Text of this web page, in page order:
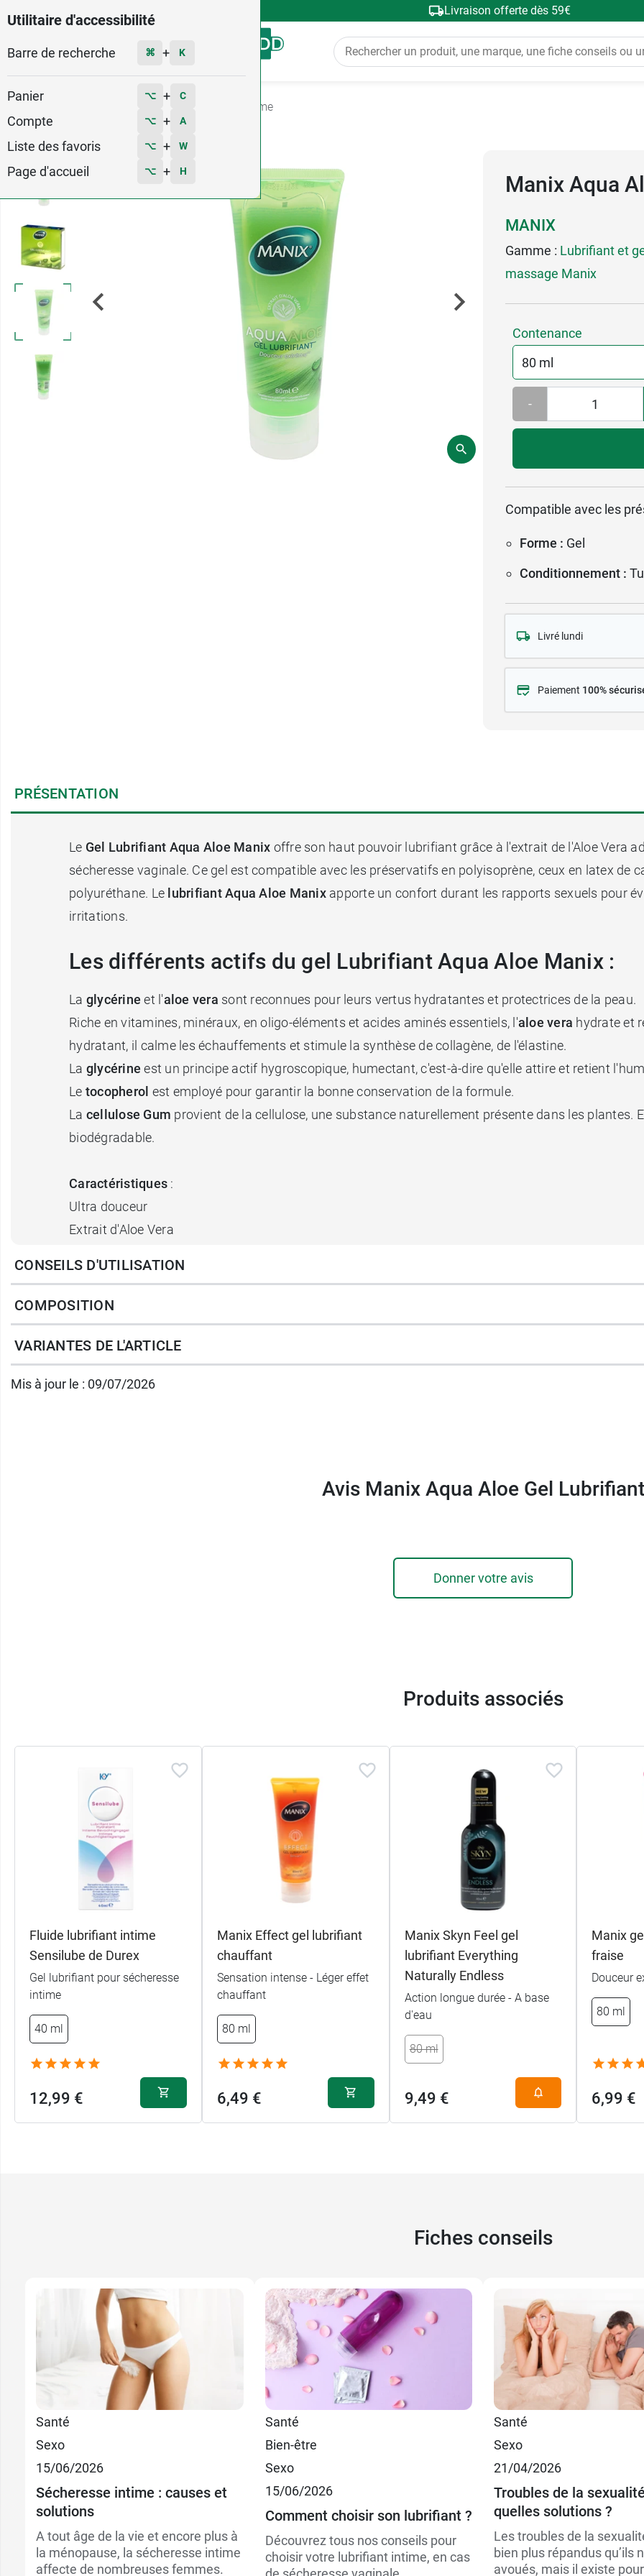
Utilitaire d'accessibilité
Barre de recherche ⌘ + K
Panier ⌥ + C
Compte ⌥ + A
Liste des favoris ⌥ + W
Page d'accueil ⌥ + H
Livraison offerte dès 59€
Menu
Gel lubrifiant intime
Manix Aqua
MANIX
Gamme : Lubrifiant et
massage Manix
Contenance
-
Compatible avec les
Forme : Gel
Conditionnement :
Livré lundi
Paiement 100%
PRÉSENTATION
Le Gel Lubrifiant Aqua Aloe Manix offre son haut pouvoir lubrifiant grâce à l'extrait de l'Aloe Vera
sécheresse vaginale. Ce gel est compatible avec les préservatifs en polyisoprène, ceux en latex de
polyuréthane. Le lubrifiant Aqua Aloe Manix apporte un confort durant les rapports sexuels pour
irritations.
Les différents actifs du gel Lubrifiant Aqua Aloe Manix :
La glycérine et l'aloe vera sont reconnues pour leurs vertus hydratantes et protectrices de la peau.
Riche en vitamines, minéraux, en oligo-éléments et acides aminés essentiels, l'aloe vera hydrate et
hydratant, il calme les échauffements et stimule la synthèse de collagène, de l'élastine.
La glycérine est un principe actif hygroscopique, humectant, c'est-à-dire qu'elle attire et retient
Le tocopherol est employé pour garantir la bonne conservation de la formule.
La cellulose Gum provient de la cellulose, une substance naturellement présente dans les plantes.
biodégradable.
Caractéristiques :
Ultra douceur
Extrait d'Aloe Vera
Ne tâche pas
Idéal pour un rapport vaginal ou anal avec ou sans préservatif
Découvrez également lespréservatifs ContactPlus Manixpour des sensations intactes !
CONSEILS D'UTILISATION
COMPOSITION
VARIANTES DE L'ARTICLE
Mis à jour le : 09/07/2026
Avis Manix Aqua Aloe Gel Lubrifiant
Donner votre avis
Produits associés
Fluide lubrifiant intime
Sensilube de Durex
Gel lubrifiant pour sécheresse
intime
40 ml
12,99 €
Manix Effect gel lubrifiant
chauffant
Sensation intense - Léger effet
chauffant
80 ml
6,49 €
Manix Skyn Feel gel
lubrifiant Everything
Naturally Endless
Action longue durée - A base
d'eau
80 ml
9,49 €
Manix
fraise
Douceur
80 ml
6,99 €
Fiches conseils
Santé
Sexo
15/06/2026
Sécheresse intime : causes et
solutions
A tout âge de la vie et encore plus à
la ménopause, la sécheresse intime
affecte de nombreuses femmes.
Santé
Bien-être
Sexo
15/06/2026
Comment choisir son lubrifiant ?
Découvrez tous nos conseils pour
choisir votre lubrifiant intime, en cas
Santé
Sexo
21/04/2026
Troubles de la
quelles solutions ?
Les troubles de la
bien plus répandus qu’ils
avoués, mais il existe